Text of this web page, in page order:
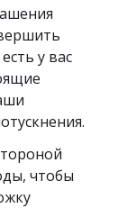
у вас
чтобы